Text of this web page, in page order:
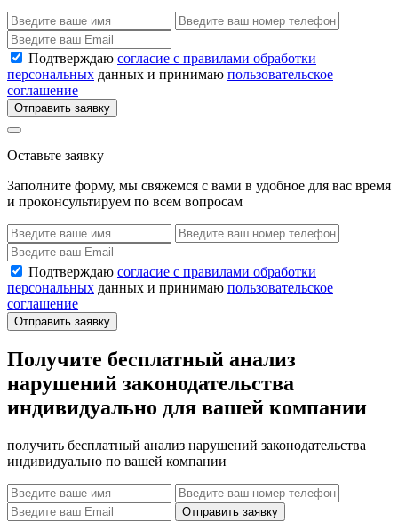
Подтверждаю согласие с правилами обработки
персональных данных и принимаю пользовательское
соглашение
Отправить заявку
Оставьте заявку
Заполните форму, мы свяжемся с вами в удобное для вас время
и проконсультируем по всем вопросам
Подтверждаю согласие с правилами обработки
персональных данных и принимаю пользовательское
соглашение
Отправить заявку
Получите бесплатный анализ
нарушений законодательства
индивидуально для вашей компании
получить бесплатный анализ нарушений законодательства
индивидуально по вашей компании
Отправить заявку